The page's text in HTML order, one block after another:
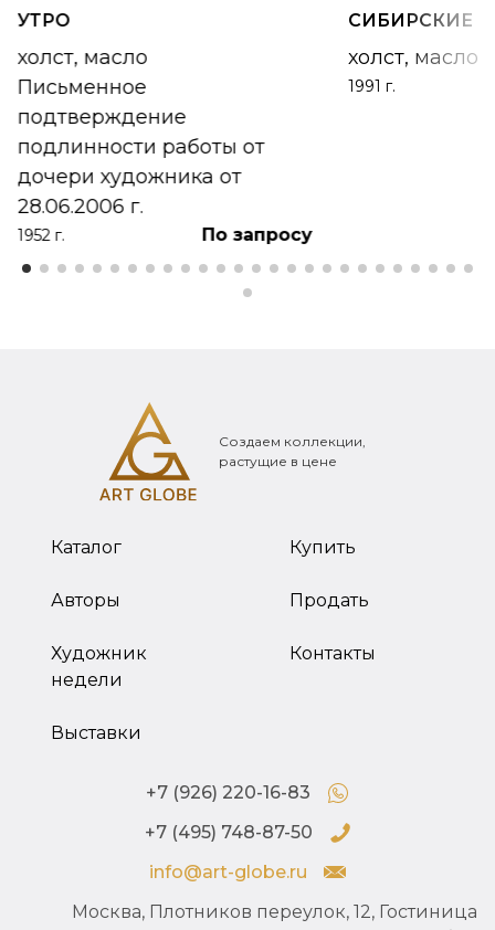
УТРО
холст, масло
Письменное
подтверждение
подлинности работы от
дочери художника от
28.06.2006 г.
1952 г. По запросу
СИБИРСКИЕ
холст, масло
1991 г.
Создаем коллекции,
растущие в цене
Каталог
Авторы
Художник
недели
Выставки
Купить
Продать
Контакты
+7 (926) 220-16-83
+7 (495) 748-87-50
info@art-globe.ru
Москва, Плотников переулок, 12, Гостиница